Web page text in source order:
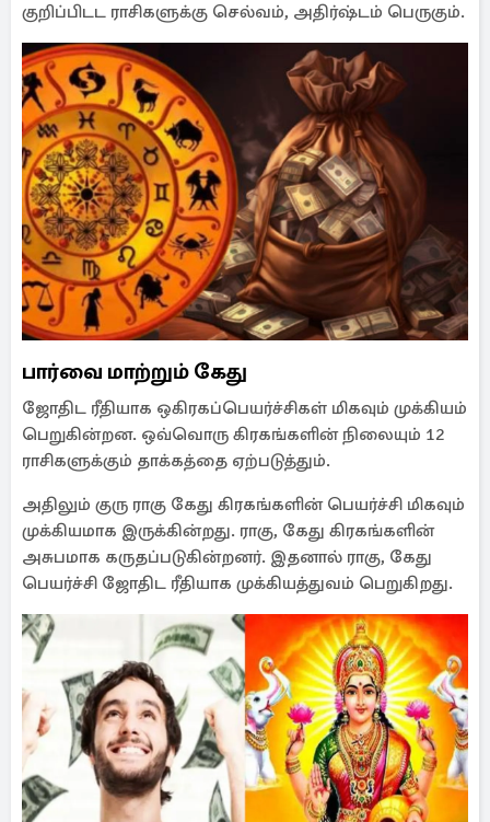
குறிப்பிடட ராசிகளுக்கு செல்வம், அதிர்ஷ்டம் பெருகும்.
பார்வை மாற்றும் கேது
ஜோதிட ரீதியாக ஒகிரகப்பெயர்ச்சிகள் மிகவும் முக்கியம்
பெறுகின்றன. ஒவ்வொரு கிரகங்களின் நிலையும் 12
ராசிகளுக்கும் தாக்கத்தை ஏற்படுத்தும்.
அதிலும் குரு ராகு கேது கிரகங்களின் பெயர்ச்சி மிகவும்
முக்கியமாக இருக்கின்றது. ராகு, கேது கிரகங்களின்
அசுபமாக கருதப்படுகின்றனர். இதனால் ராகு, கேது
பெயர்ச்சி ஜோதிட ரீதியாக முக்கியத்துவம் பெறுகிறது.